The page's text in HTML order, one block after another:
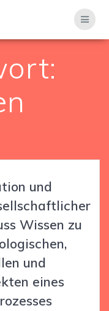
und
Wissen zu
und
eines